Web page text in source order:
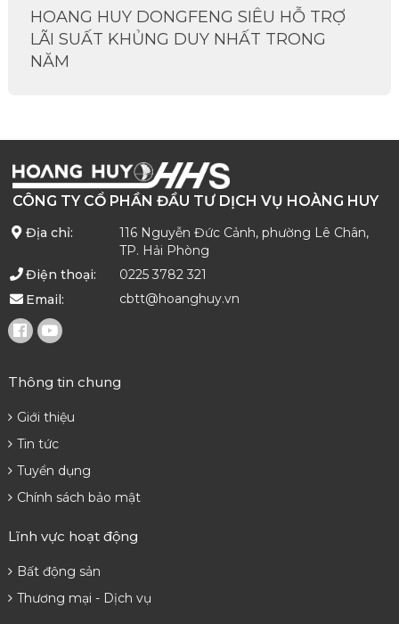
HOANG HUY DONGFENG SIÊU HỖ TRỢ
LÃI SUẤT KHỦNG DUY NHẤT TRONG
NĂM
CÔNG TY CỔ PHẦN ĐẦU TƯ DỊCH VỤ HOÀNG HUY
Địa chỉ:
116 Nguyễn Đức Cảnh, phường Lê Chân,
TP. Hải Phòng
Điện thoại:
0225 3782 321
Email:
cbtt@hoanghuy.vn
Thông tin chung
Giới thiệu
Tin tức
Tuyển dụng
Chính sách bảo mật
Lĩnh vực hoạt động
Bất động sản
Thương mại - Dịch vụ